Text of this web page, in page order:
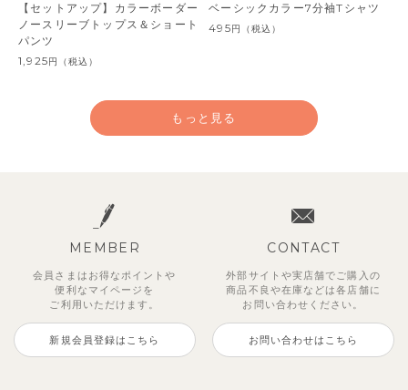
【セットアップ】カラーボーダー
ノースリーブトップス＆ショート
パンツ
1,925円 （税込）
ベーシックカラー7分袖Tシャツ
495円 （税込）
もっと見る
MEMBER
会員さまはお得なポイントや
便利な マイページを
ご利用いただけます。
新規会員登録はこちら
CONTACT
外部サイトや実店舗でご購入の
商品不良や在庫などは各店舗に
お問い合わせください。
お問い合わせはこちら